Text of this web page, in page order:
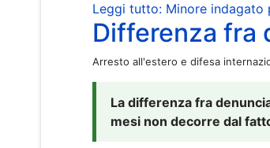
Leggi tutto: Minore indagato
Differenza fra
Arresto all'estero e difesa
La differenza fra
mesi non decorre dal